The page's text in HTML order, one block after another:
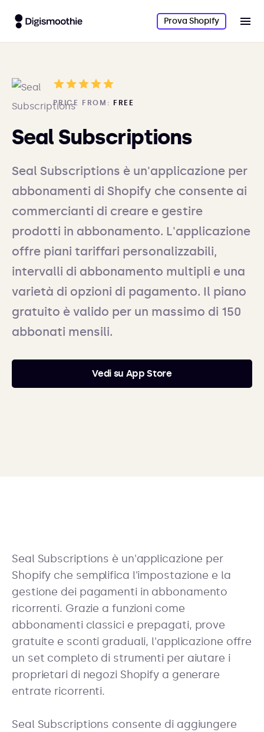
Prova Shopify
PRICE FROM: FREE
Seal Subscriptions
Seal Subscriptions è un'applicazione per
abbonamenti di Shopify che consente ai
commercianti di creare e gestire
prodotti in abbonamento. L'applicazione
offre piani tariffari personalizzabili,
intervalli di abbonamento multipli e una
varietà di opzioni di pagamento. Il piano
gratuito è valido per un massimo di 150
abbonati mensili.
Vedi su App Store
Seal Subscriptions è un'applicazione per
Shopify che semplifica l'impostazione e la
gestione dei pagamenti in abbonamento
ricorrenti. Grazie a funzioni come
abbonamenti classici e prepagati, prove
gratuite e sconti graduali, l'applicazione offre
un set completo di strumenti per aiutare i
proprietari di negozi Shopify a generare
entrate ricorrenti.
Seal Subscriptions consente di aggiungere